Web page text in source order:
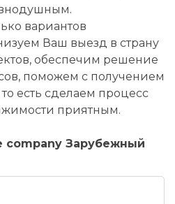
вариантов
Ваш выезд в страну
обеспечим решение
поможем с получением
есть сделаем процесс
приятным.
company Зарубежный